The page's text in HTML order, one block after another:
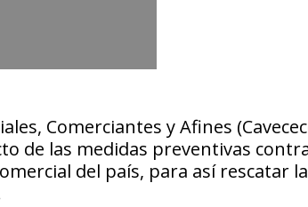
Comerciantes y Afines
de las medidas preventivas
del país, para así rescatar